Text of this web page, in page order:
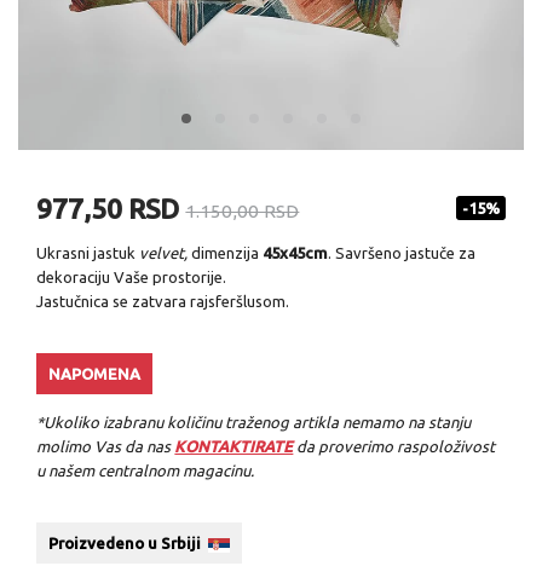
977,50 RSD 1.150,00 RSD -15%
Ukrasni jastuk velvet,dimenzija 45x45cm. Savršeno jastuče za
dekoraciju Vaše prostorije.
Jastučnica se zatvara rajsferšlusom.
NAPOMENA
*Ukoliko izabranu količinu traženog artikla nemamo na stanju
molimo Vas da nas KONTAKTIRATEda proverimo raspoloživost
u našem centralnom magacinu.
Proizvedeno u Srbiji